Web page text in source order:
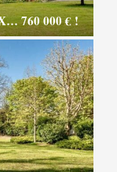
760 000 € !